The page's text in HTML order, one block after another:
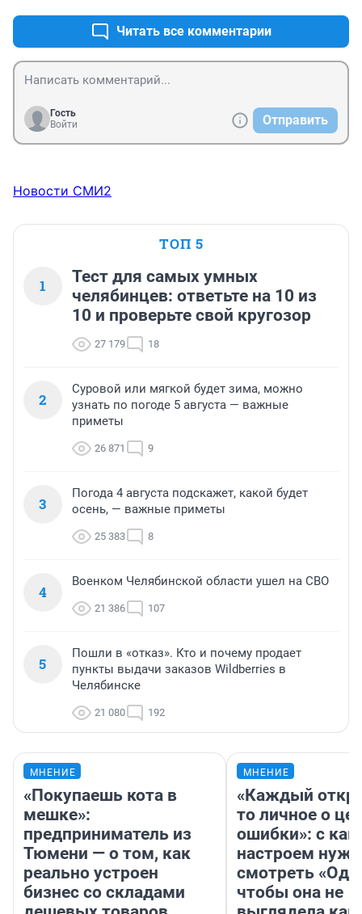
Читать все комментарии
Гость
Войти
Отправить
Новости СМИ2
ТОП 5
1
Тест для самых умных
челябинцев: ответьте на 10 из
10 и проверьте свой кругозор
27 179 18
2
Суровой или мягкой будет зима, можно
узнать по погоде 5 августа — важные
приметы
26 871 9
3
Погода 4 августа подскажет, какой будет
осень, — важные приметы
25 383 8
4
Военком Челябинской области ушел на СВО
21 386 107
5
Пошли в «отказ». Кто и почему продает
пункты выдачи заказов Wildberries в
Челябинске
21 080 192
МНЕНИЕ
«Покупаешь кота в
мешке»:
предприниматель из
Тюмени — о том, как
реально устроен
бизнес со складами
МНЕНИЕ
«Каждый
то личное о
ошибки»: с
настроем
смотреть
чтобы она не